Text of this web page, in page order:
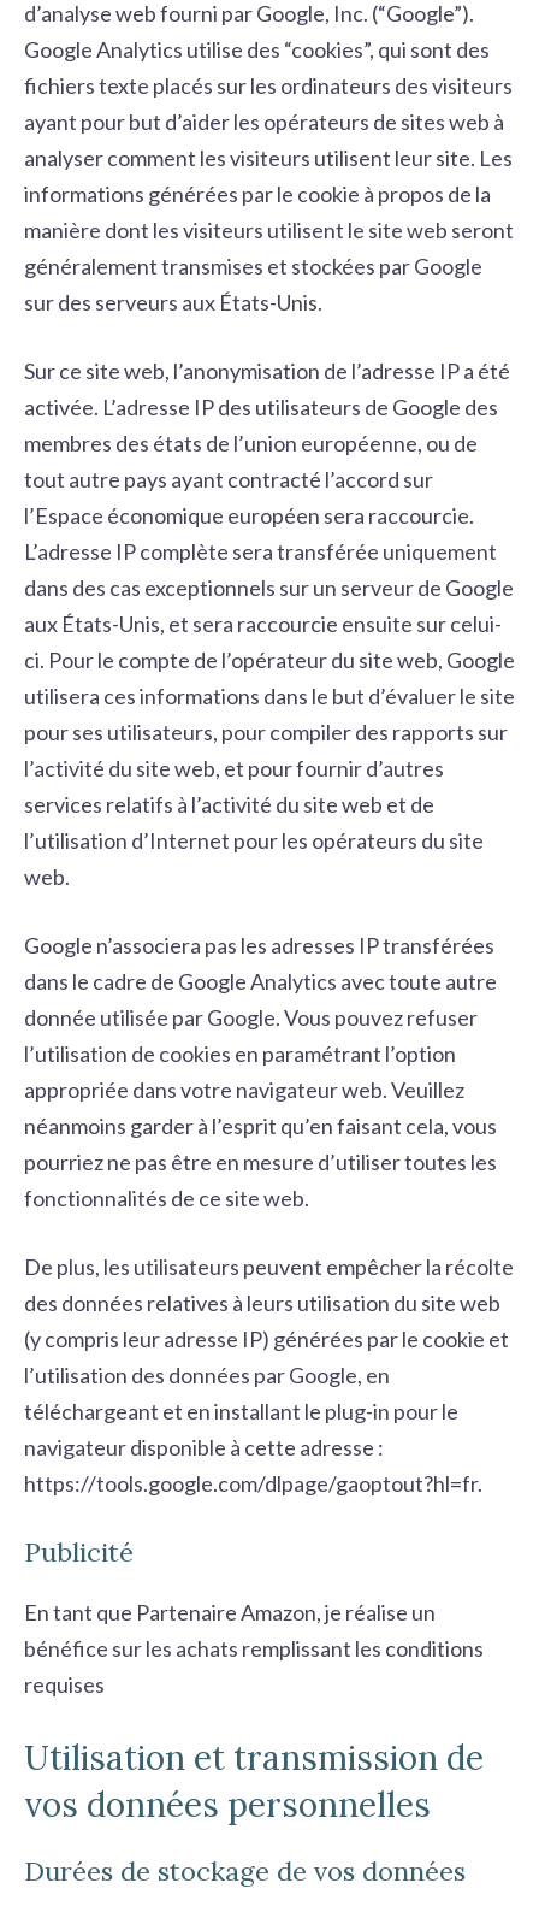
d’analyse web fourni par Google, Inc. (“Google”).
Google Analytics utilise des “cookies”, qui sont des
fichiers texte placés sur les ordinateurs des visiteurs
ayant pour but d’aider les opérateurs de sites web à
analyser comment les visiteurs utilisent leur site. Les
informations générées par le cookie à propos de la
manière dont les visiteurs utilisent le site web seront
généralement transmises et stockées par Google
sur des serveurs aux États-Unis.
Sur ce site web, l’anonymisation de l’adresse IP a été
activée. L’adresse IP des utilisateurs de Google des
membres des états de l’union européenne, ou de
tout autre pays ayant contracté l’accord sur
l’Espace économique européen sera raccourcie.
L’adresse IP complète sera transférée uniquement
dans des cas exceptionnels sur un serveur de Google
aux États-Unis, et sera raccourcie ensuite sur celui-
ci. Pour le compte de l’opérateur du site web, Google
utilisera ces informations dans le but d’évaluer le site
pour ses utilisateurs, pour compiler des rapports sur
l’activité du site web, et pour fournir d’autres
services relatifs à l’activité du site web et de
l’utilisation d’Internet pour les opérateurs du site
web.
Google n’associera pas les adresses IP transférées
dans le cadre de Google Analytics avec toute autre
donnée utilisée par Google. Vous pouvez refuser
l’utilisation de cookies en paramétrant l’option
appropriée dans votre navigateur web. Veuillez
néanmoins garder à l’esprit qu’en faisant cela, vous
pourriez ne pas être en mesure d’utiliser toutes les
fonctionnalités de ce site web.
De plus, les utilisateurs peuvent empêcher la récolte
des données relatives à leurs utilisation du site web
(y compris leur adresse IP) générées par le cookie et
l’utilisation des données par Google, en
téléchargeant et en installant le plug-in pour le
navigateur disponible à cette adresse :
https://tools.google.com/dlpage/gaoptout?hl=fr.
Publicité
En tant que Partenaire Amazon, je réalise un
bénéfice sur les achats remplissant les conditions
requises
Utilisation et transmission de
vos données personnelles
Durées de stockage de vos données